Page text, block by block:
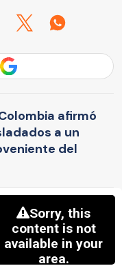
afirmó
a un
del